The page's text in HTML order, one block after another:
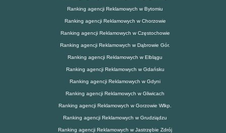
Ranking agencji Reklamowych w Bytomiu
Ranking agencji Reklamowych w Chorzowie
Ranking agencji Reklamowych w Częstochowie
Ranking agencji Reklamowych w Dąbrowie Gór.
Ranking agencji Reklamowych w Elblągu
Ranking agencji Reklamowych w Gdańsku
Ranking agencji Reklamowych w Gdyni
Ranking agencji Reklamowych w Gliwicach
Ranking agencji Reklamowych w Gorzowie Wlkp.
Ranking agencji Reklamowych w Grudziądzu
Ranking agencji Reklamowych w Jastrzębie Zdrój